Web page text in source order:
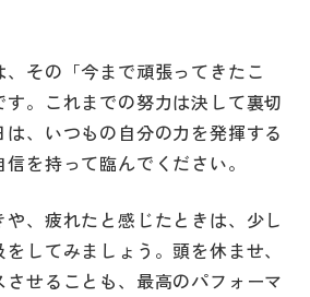
その「今まで頑張ってきたこ
す。これまでの努力は決して裏切
は、いつもの自分の力を発揮する
を持って臨んでください。
、疲れたと感じたときは、少し
してみましょう。頭を休ませ、
せることも、最高のパフォーマ